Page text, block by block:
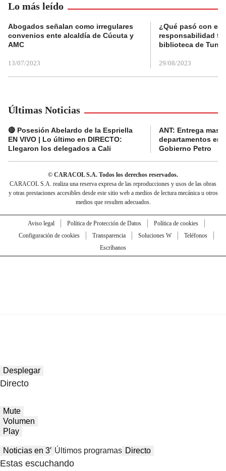
Lo más leído
Abogados señalan como irregulares
convenios ente alcaldía de Cúcuta y
AMC
13/07/2023
¿Qué pasó con el
responsabilidad
biblioteca de
29/08/2023
Últimas Noticias
🔴 Posesión Abelardo de la Espriella
EN VIVO | Lo último en DIRECTO:
Llegaron los delegados a Cali
ANT: Entrega
departamentos en
Gobierno Petro
© CARACOL S.A. Todos los derechos reservados.
CARACOL S.A. realiza una reserva expresa de las reproducciones y usos de las obras
y otras prestaciones accesibles desde este sitio web a medios de lectura mecánica u otros
medios que resulten adecuados.
Aviso legal Política de Protección de Datos
Política de cookies
Configuración de cookies
Transparencia Soluciones W
Teléfonos
Escríbanos
Desplegar
Directo
Mute
Volumen
Play
Noticias en 3′ Últimos programas Directo
Estas escuchando